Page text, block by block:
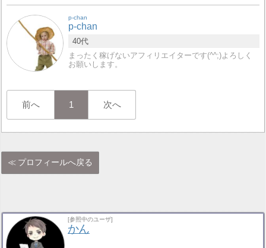
p-chan
p-chan
40代
まったく稼げないアフィリエイターです(^^;)よろしく
お願いします。
前へ 1 次へ
プロフィールへ戻る
[参照中のユーザ]
かん